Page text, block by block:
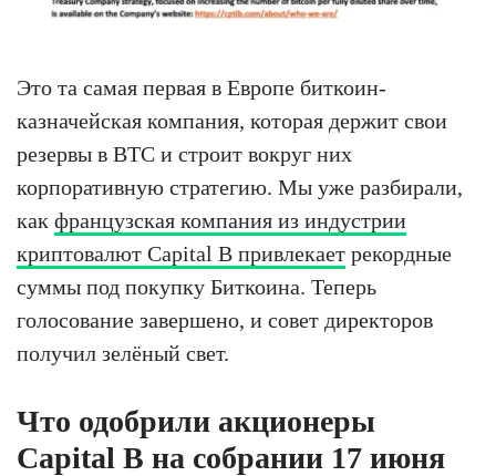
Это та самая первая в Европе биткоин-
казначейская компания, которая держит свои
резервы в BTC и строит вокруг них
корпоративную стратегию. Мы уже разбирали,
как французская компания из индустрии
криптовалют Capital B привлекает рекордные
суммы под покупку Биткоина. Теперь
голосование завершено, и совет директоров
получил зелёный свет.
Что одобрили акционеры
Capital B на собрании 17 июня